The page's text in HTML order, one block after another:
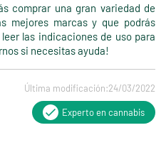
comprar una gran variedad de
mejores marcas y que podrás
las indicaciones de uso para
si necesitas ayuda!
Última modificación:24/03/2022
Experto en cannabis